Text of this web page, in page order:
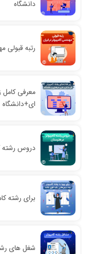
دانشگاه
رتبه قبولی
معرفی کامل
ای+دانشگاه
دروس رشته
برای رشته
شغل های